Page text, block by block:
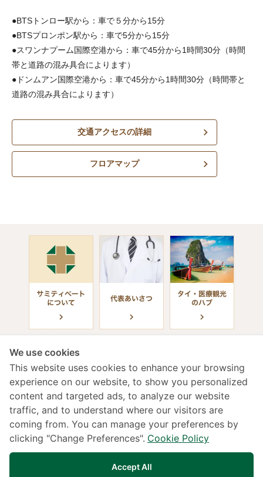
●BTSトンロー駅から：車で５分から15分
●BTSプロンポン駅から：車で5分から15分
●スワンナプーム国際空港から：車で45分から1時間30分（時間
帯と道路の混み具合によります）
●ドンムアン国際空港から：車で45分から1時間30分（時間帯と
道路の混み具合によります）
交通アクセスの詳細
フロアマップ
診療受付時間
年中無休 / 24時間（日本語対応）
02-022-2222
133 Sukhumvit 49, Klongtan Nua,Vadhana,
We use cookies
This website uses cookies to enhance your browsing
experience on our website, to show you personalized
content and targeted ads, to analyze our website
traffic, and to understand where our visitors are
coming from. You can manage your preferences by
clicking "Change Preferences". Cookie Policy
Accept All